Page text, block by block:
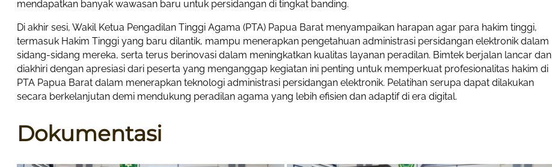
mendapatkan banyak wawasan baru untuk persidangan di tingkat banding.
Di akhir sesi, Wakil Ketua Pengadilan Tinggi Agama (PTA) Papua Barat menyampaikan harapan agar para hakim tinggi,
termasuk Hakim Tinggi yang baru dilantik, mampu menerapkan pengetahuan administrasi persidangan elektronik dalam
sidang-sidang mereka, serta terus berinovasi dalam meningkatkan kualitas layanan peradilan. Bimtek berjalan lancar dan
diakhiri dengan apresiasi dari peserta yang menganggap kegiatan ini penting untuk memperkuat profesionalitas hakim di
PTA Papua Barat dalam menerapkan teknologi administrasi persidangan elektronik. Pelatihan serupa dapat dilakukan
secara berkelanjutan demi mendukung peradilan agama yang lebih efisien dan adaptif di era digital.
Dokumentasi